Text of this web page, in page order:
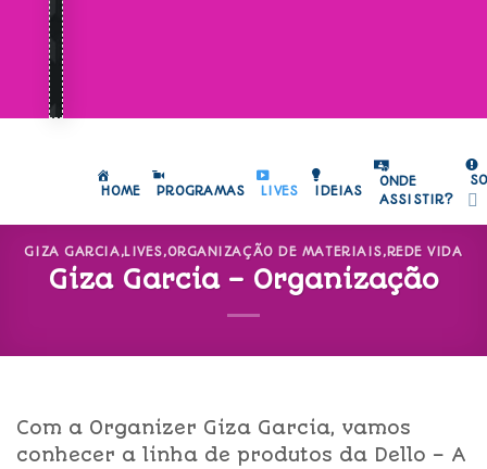
HOME PROGRAMAS LIVES IDEIAS
ONDE
ASSISTIR?
GIZA GARCIA,LIVES,ORGANIZAÇÃO DE MATERIAIS,REDE VIDA
Giza Garcia – Organização
Com a Organizer Giza Garcia, vamos
conhecer a linha de produtos da Dello – A